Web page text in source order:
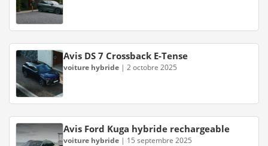
Avis DS 7 Crossback E-Tense
voiture hybride | 2 octobre 2025
Avis Ford Kuga hybride rechargeable
voiture hybride | 15 septembre 2025